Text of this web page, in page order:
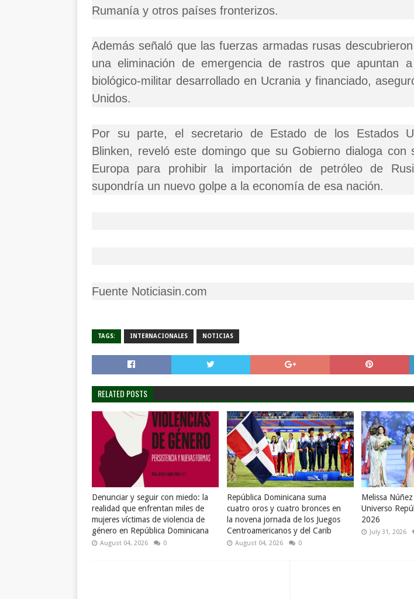
Rumanía y otros países fronterizos.
Además señaló que las fuerzas armadas rusas
una eliminación de emergencia de rastros que apuntan
biológico-militar desarrollado en Ucrania y financiado,
Unidos.
Por su parte, el secretario de Estado de los Estados
Blinken, reveló este domingo que su Gobierno dialoga con
Europa para prohibir la importación de petróleo de
supondría un nuevo golpe a la economía de esa nación.
Fuente Noticiasin.com
TAGS: INTERNACIONALES NOTICIAS
RELATED POSTS
Denunciar y seguir con miedo: la
realidad que enfrentan miles de
mujeres víctimas de violencia de
género en República Dominicana
August 04, 2026 0
República Dominicana suma
cuatro oros y cuatro bronces en
la novena jornada de los Juegos
Centroamericanos y del Carib
August 04, 2026 0
Melissa
Universo
2026
July 31, 2026